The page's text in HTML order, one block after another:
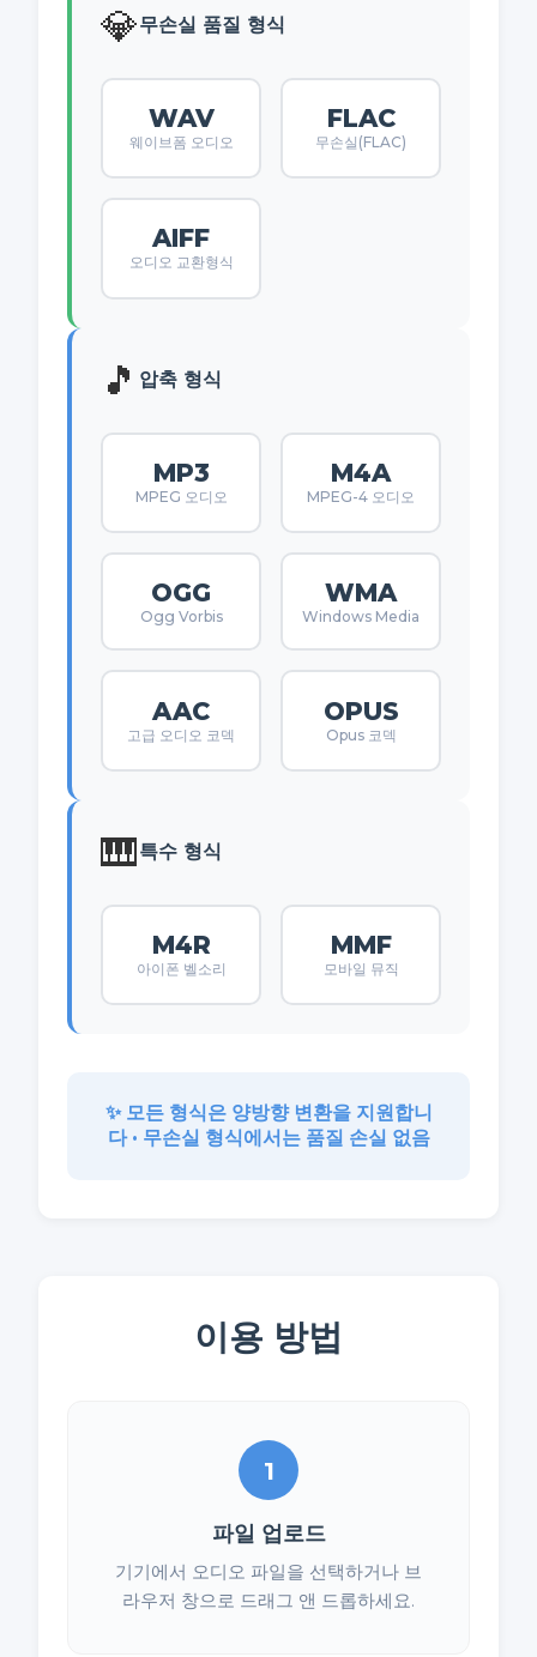
💎무손실 품질 형식
WAV
웨이브폼 오디오
FLAC
무손실(FLAC)
AIFF
오디오 교환형식
🎵 압축 형식
MP3
MPEG 오디오
M4A
MPEG-4 오디오
OGG
Ogg Vorbis
WMA
Windows Media
AAC
고급 오디오 코덱
OPUS
Opus 코덱
🎹특수 형식
M4R
아이폰 벨소리
MMF
모바일 뮤직
✨ 모든 형식은 양방향 변환을 지원합니
다 • 무손실 형식에서는 품질 손실 없음
이용 방법
1
파일 업로드
기기에서 오디오 파일을 선택하거나 브
라우저 창으로 드래그 앤 드롭하세요.